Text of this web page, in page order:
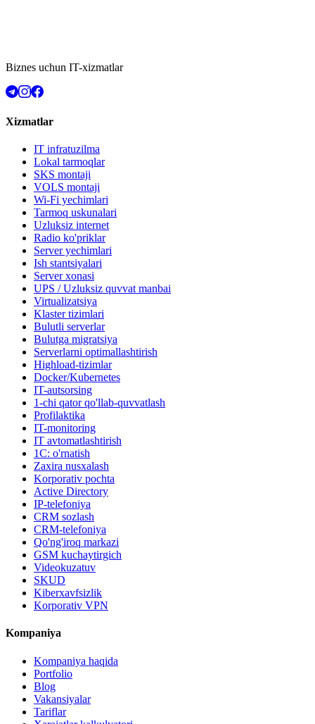
Biznes uchun IT-xizmatlar
Xizmatlar
IT infratuzilma
Lokal tarmoqlar
SKS montaji
VOLS montaji
Wi-Fi yechimlari
Tarmoq uskunalari
Uzluksiz internet
Radio ko'priklar
Server yechimlari
Ish stantsiyalari
Server xonasi
UPS / Uzluksiz quvvat manbai
Virtualizatsiya
Klaster tizimlari
Bulutli serverlar
Bulutga migratsiya
Serverlarni optimallashtirish
Highload-tizimlar
Docker/Kubernetes
IT-autsorsing
1-chi qator qo'llab-quvvatlash
Profilaktika
IT-monitoring
IT avtomatlashtirish
1C: o'rnatish
Zaxira nusxalash
Korporativ pochta
Active Directory
IP-telefoniya
CRM sozlash
CRM-telefoniya
Qo'ng'iroq markazi
GSM kuchaytirgich
Videokuzatuv
SKUD
Kiberxavfsizlik
Korporativ VPN
Kompaniya
Kompaniya haqida
Portfolio
Blog
Vakansiyalar
Tariflar